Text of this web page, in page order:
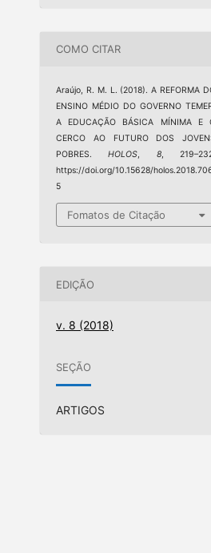
COMO CITAR
Araújo, R. M. L. (2018). A REFORMA
ENSINO MÉDIO DO GOVERNO
A EDUCAÇÃO BÁSICA MÍNIMA E
CERCO AO FUTURO DOS
POBRES.HOLOS 8,
https://doi.org/10.15628/
5
Fomatos de Citação
EDIÇÃO
v. 8 (2018)
SEÇÃO
ARTIGOS